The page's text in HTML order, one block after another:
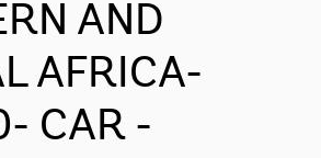
AND
AFRICA-
CAR -